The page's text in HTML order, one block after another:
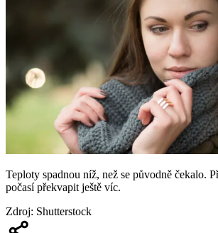
Teploty spadnou níž, než se původně čekalo.
počasí překvapit ještě víc.
Zdroj: Shutterstock